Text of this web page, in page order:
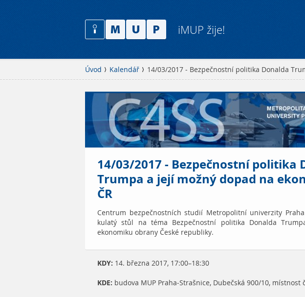
iMUP žije!
Úvod Kalendář 14/03/2017 - Bezpečnostní politika Donalda
14/03/2017 - Bezpečnostní politika
Trumpa a její možný dopad na
ČR
Centrum bezpečnostních studií Metropolitní univerzity
kulatý stůl na téma Bezpečnostní politika Donalda
ekonomiku obrany České republiky.
KDY: 14. března 2017, 17:00–18:30
KDE: budova MUP Praha-Strašnice, Dubečská 900/10, místnost